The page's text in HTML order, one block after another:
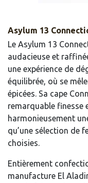
Asylum 13
Le Asylum 13
audacieuse et
une expérience de
équilibrée, où se
épicées. Sa cape
remarquable finesse
harmonieusement
qu’une sélection de
choisies.
Entièrement
manufacture El